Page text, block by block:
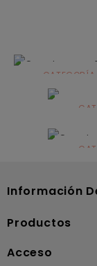
CATEGORÍA
infantil
Información
Productos
Acceso